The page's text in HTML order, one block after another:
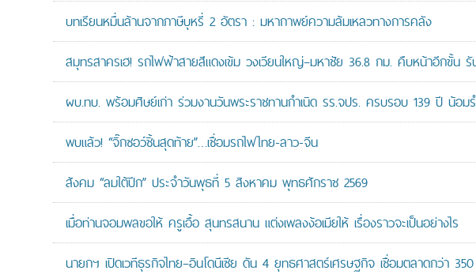
บทเรียนหมื่นล้านจากภาษีบุหรี่ 2 อัตรา : มหากาพย์ความล้มเหลวทางการคลัง
สมุทรสาครเฮ! รถไฟฟ้าสายสีแดงเข้ม วงเวียนใหญ่–มหาชัย 36.8 กม. คืบหน้าอีกขั้น
ผบ.ทบ. พร้อมศิษย์เก่า ร่วมงานวันพระราชทานกำเนิด รร.จปร. ครบรอบ 139 ปี น้อ
พบแล้ว! “จิ๊กซอว์ชิ้นสุดท้าย”…เชื่อมรถไฟไทย-ลาว-จีน
สังคม “ลมใต้ปีก” ประจำวันพุธที่ 5 สิงหาคม พุทธศักราช 2569
เมื่อท่านจอมพลขอให้ ครูเอื้อ สุนทรสนาน แต่งเพลงง้อเมียให้ เรื่องราวจะเป็นอย่างไร
นายกฯ เปิดเวทีธุรกิจไทย–อินโดนีเซีย ดัน 4 ยุทธศาสตร์เศรษฐกิจ เชื่อมตลาดกว่า